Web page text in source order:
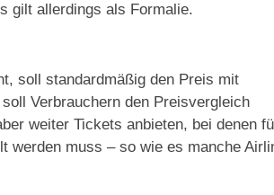
gilt allerdings als Formalie.
soll standardmäßig den Preis mit
Verbrauchern den Preisvergleich
weiter Tickets anbieten, bei denen
werden muss – so wie es manche